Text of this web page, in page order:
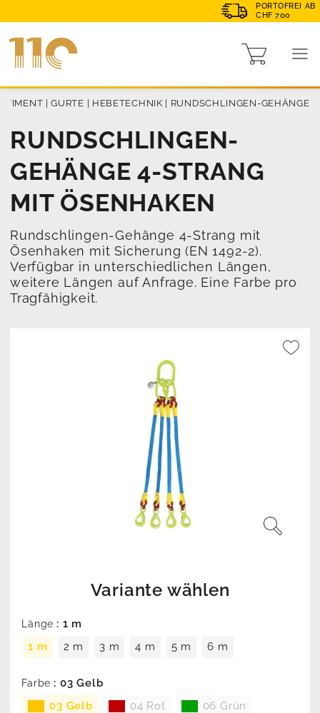
PORTOFREI AB
CHF 700
|GURTE | HEBETECHNIK | RUNDSCHLINGEN-GEHÄNGE
RUNDSCHLINGEN-
GEHÄNGE 4-STRANG
MIT ÖSENHAKEN
Rundschlingen-Gehänge 4-Strang mit
Ösenhaken mit Sicherung (EN 1492-2).
Verfügbar in unterschiedlichen Längen,
weitere Längen auf Anfrage. Eine Farbe pro
Tragfähigkeit.
Variante wählen
Länge : 1 m
1 m
2 m 3 m 4 m 5 m 6 m
Farbe : 03 Gelb
03 Gelb
04 Rot 06 Grün